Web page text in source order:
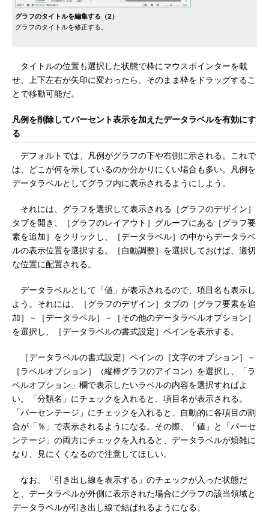
グラフのタイトルを編集する（2）
グラフのタイトルを修正する。
タイトルの位置も選択した状態で枠にマウスポインターを載
せ、上下左右が矢印に変わったら、そのまま枠をドラッグするこ
とで移動可能だ。
凡例を削除してパーセント表示を加えたデータラベルを有効にす
る
デフォルトでは、凡例がグラフの下や右側に示される。これで
は、どこが何を示しているのか分かりにくい場合も多い。凡例を
データラベルとしてグラフ内に表示されるようにしよう。
それには、グラフを選択して表示される［グラフのデザイン］
タブを開き、［グラフのレイアウト］グループにある［グラフ要
素を追加］をクリックし、［データラベル］の中からデータラベ
ルの表示位置を選択する。［自動調整］を選択しておけば、適切
な位置に配置される。
データラベルとして「値」が表示されるので、項目名も表示し
よう。それには、［グラフのデザイン］タブの［グラフ要素を追
加］－［データラベル］－［その他のデータラベルオプション］
を選択し、［データラベルの書式設定］ペインを表示する。
［データラベルの書式設定］ペインの［文字のオプション］－
［ラベルオプション］（縦棒グラフのアイコン）を選択し、「ラ
ベルオプション」欄で表示したいラベルの内容を選択すればよ
い。「分類名」にチェックを入れると、項目名が表示される。
「パーセンテージ」にチェックを入れると、自動的に各項目の割
合が「％」で表示されるようになる。その際、「値」と「パーセ
ンテージ」の両方にチェックを入れると、データラベルが煩雑に
なり、見にくくなるので注意してほしい。
なお、「引き出し線を表示する」のチェックが入った状態だ
と、データラベルが外側に表示された場合にグラフの該当領域と
データラベルが引き出し線で結ばれるようになる。